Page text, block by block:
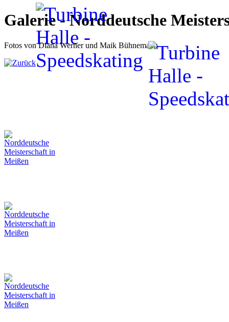
Galerie - Norddeutsche
Fotos von Diana Werner und Maik Bühnemann